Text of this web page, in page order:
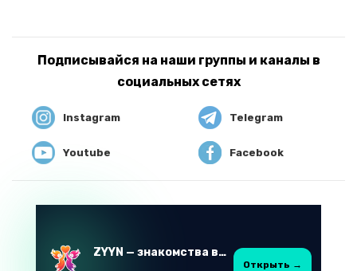
Подписывайся на наши группы и каналы в
социальных сетях
Instagram Telegram
Youtube Facebook
ZYYN — знакомства в Казахстане
Открыть →